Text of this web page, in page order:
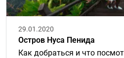
Остров Нуса Пенида
29.01.2020
Как добраться и что